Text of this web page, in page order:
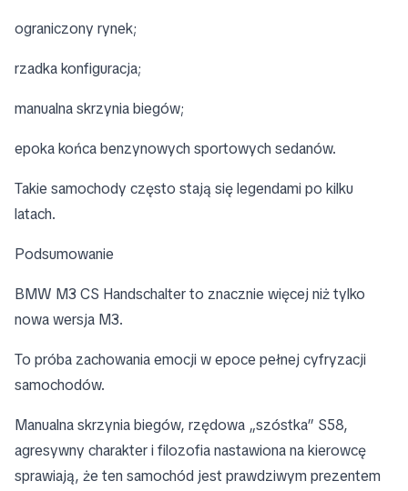
ograniczony rynek;
rzadka konfiguracja;
manualna skrzynia biegów;
epoka końca benzynowych sportowych sedanów.
Takie samochody często stają się legendami po kilku
latach.
Podsumowanie
BMW M3 CS Handschalter to znacznie więcej niż tylko
nowa wersja M3.
To próba zachowania emocji w epoce pełnej cyfryzacji
samochodów.
Manualna skrzynia biegów, rzędowa „szóstka” S58,
agresywny charakter i filozofia nastawiona na kierowcę
sprawiają, że ten samochód jest prawdziwym prezentem